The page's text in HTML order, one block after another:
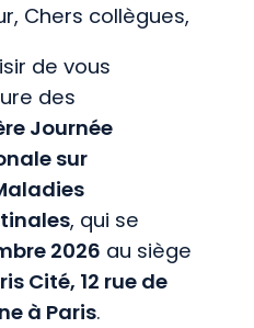
Chers collègues,
de vous
des
Journée
sur
, qui se
2026 au siège
Cité, 12 rue de
à Paris.